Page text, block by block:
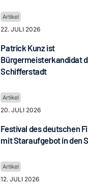
22. JULI 2026
Patrick Kunz ist
Bürgermeisterkandidat
Schifferstadt
20. JULI 2026
Festival des deutschen
mit Staraufgebot in den
12. JULI 2026